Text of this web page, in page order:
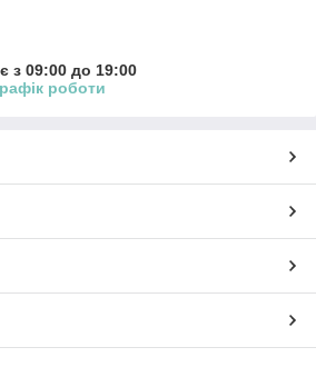
з 09:00 до 19:00
роботи